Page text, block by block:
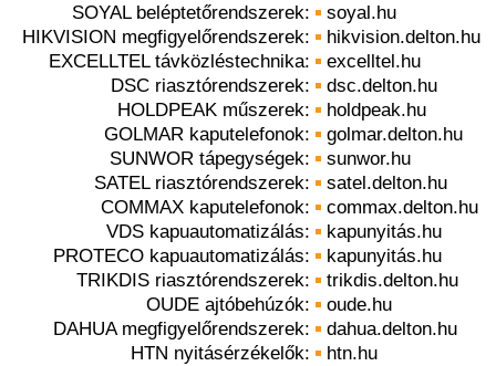
SOYAL beléptetőrendszerek:
soyal.hu
HIKVISION megfigyelőrendszerek:
hikvision.delton.hu
EXCELLTEL távközléstechnika:
excelltel.hu
DSC riasztórendszerek:
dsc.delton.hu
HOLDPEAK műszerek:
holdpeak.hu
GOLMAR kaputelefonok:
golmar.delton.hu
SUNWOR tápegységek:
sunwor.hu
SATEL riasztórendszerek:
satel.delton.hu
COMMAX kaputelefonok:
commax.delton.hu
VDS kapuautomatizálás:
kapunyitás.hu
PROTECO kapuautomatizálás:
kapunyitás.hu
TRIKDIS riasztórendszerek:
trikdis.delton.hu
OUDE ajtóbehúzók:
oude.hu
DAHUA megfigyelőrendszerek:
dahua.delton.hu
HTN nyitásérzékelők:
htn.hu